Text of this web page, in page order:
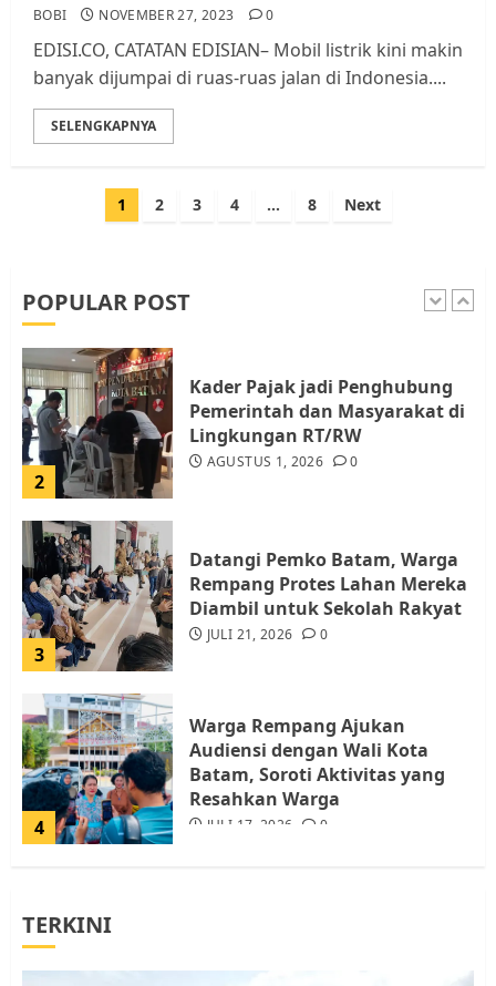
BOBI NOVEMBER 27, 2023 0
EDISI.CO, CATATAN EDISIAN– Mobil listrik kini makin
banyak dijumpai di ruas-ruas jalan di Indonesia....
SELENGKAPNYA
Paginasi1 2 3 4 … 8 Next
POPULAR POST
Tim Advokasi Desak BP Batam
Berhenti Merampas Tanah
Warga Rempang
1
Pemko Batam Tegaskan RT dan
2
Kader Pajak jadi Penghubung
Pemerintah dan Masyarakat di
Lingkungan RT/RW
AGUSTUS 1, 2026 0
3
Datangi Pemko Batam, Warga
Rempang Protes Lahan Mereka
Diambil untuk Sekolah Rakyat
JULI 21, 2026 0
4
Warga Rempang Ajukan
Audiensi dengan Wali Kota
Batam, Soroti Aktivitas yang
Resahkan Warga
JULI 17, 2026 0
TERKINI